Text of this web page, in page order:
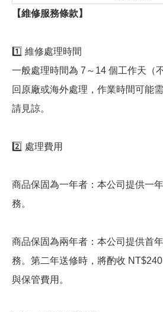
【維修服務條款】
1️⃣ 維修處理時間
一般處理時間為 7～14 個工作天（
回原廠或海外處理，作業時間可能
請見諒。
2️⃣ 處理費用
商品保固為一年者：本公司提供一
務。
商品保固為兩年者：本公司提供首
務。第二年送修時，將酌收
與保管費用。